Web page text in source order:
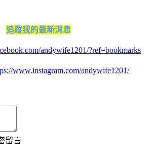
追蹤我的最新消息
andywife1201/?ref=bookmarks
www.instagram.com/andywife1201/
留言